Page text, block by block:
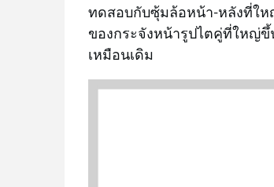
ทดสอบกับซุ้มล้อหน้า-หลังที่ให
ของกระจังหน้ารูปไตคู่ที่ใหญ่ขึ้
เหมือนเดิม